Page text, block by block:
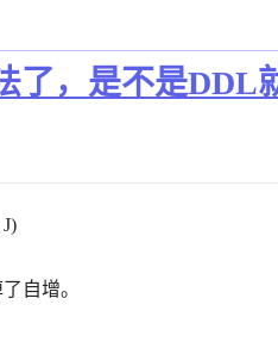
了，是不是
自增。